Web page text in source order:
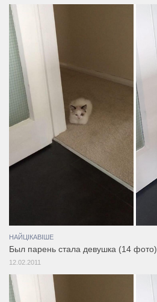
НАЙЦІКАВІШЕ
Был парень стала девушка (14 фото)
12.02.2011